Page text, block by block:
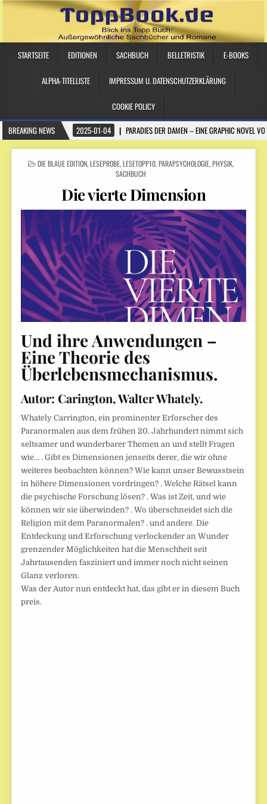
STARTSEITE EDITIONEN SACHBUCH BELLETRISTIK E-BOOKS
ALPHA-TITELLISTE IMPRESSUM U. DATENSCHUTZERKLÄRUNG
COOKIE POLICY
BREAKING NEWS
2025-01-04 PARADIES DER DAMEN – EINE GRAPHIC NOVEL
POSTED IN
DIE BLAUE EDITION,LESEPROBE,LESETOPP10,PARAPSYCHOLOGIE,PHYSIK,
SACHBUCH
Die vierte Dimension
Und ihre Anwendungen –
Eine Theorie des
Überlebensmechanismus.
Autor: Carington, Walter Whately.
Whately Carrington, ein prominenter Erforscher des
Paranormalen aus dem frühen 20. Jahrhundert nimmt sich
seltsamer und wunderbarer Themen an und stellt Fragen
wie… . Gibt es Dimensionen jenseits derer, die wir ohne
weiteres beobachten können? Wie kann unser Bewusstsein
in höhere Dimensionen vordringen? . Welche Rätsel kann
die psychische Forschung lösen? . Was ist Zeit, und wie
können wir sie überwinden? . Wo überschneidet sich die
Religion mit dem Paranormalen? . und andere. Die
Entdeckung und Erforschung verlockender an Wunder
grenzender Möglichkeiten hat die Menschheit seit
Jahrtausenden fasziniert und immer noch nicht seinen
Glanz verloren.
Was der Autor nun entdeckt hat, das gibt er in diesem Buch
preis.